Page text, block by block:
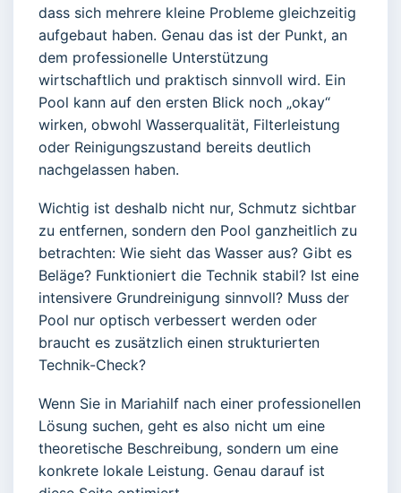
dass sich mehrere kleine Probleme gleichzeitig
aufgebaut haben. Genau das ist der Punkt, an
dem professionelle Unterstützung
wirtschaftlich und praktisch sinnvoll wird. Ein
Pool kann auf den ersten Blick noch „okay“
wirken, obwohl Wasserqualität, Filterleistung
oder Reinigungszustand bereits deutlich
nachgelassen haben.
Wichtig ist deshalb nicht nur, Schmutz sichtbar
zu entfernen, sondern den Pool ganzheitlich zu
betrachten: Wie sieht das Wasser aus? Gibt es
Beläge? Funktioniert die Technik stabil? Ist eine
intensivere Grundreinigung sinnvoll? Muss der
Pool nur optisch verbessert werden oder
braucht es zusätzlich einen strukturierten
Technik-Check?
Wenn Sie in Mariahilf nach einer professionellen
Lösung suchen, geht es also nicht um eine
theoretische Beschreibung, sondern um eine
konkrete lokale Leistung. Genau darauf ist